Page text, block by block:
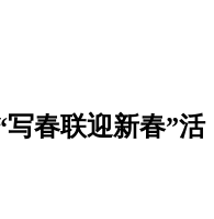
春联迎新春”活